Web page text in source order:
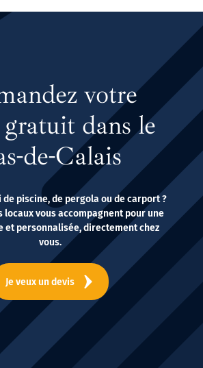
votre
dans le
de-Calais
de piscine, de pergola ou de carport ?
locaux vous accompagnent pour une
et personnalisée, directement chez
vous.
Je veux un devis